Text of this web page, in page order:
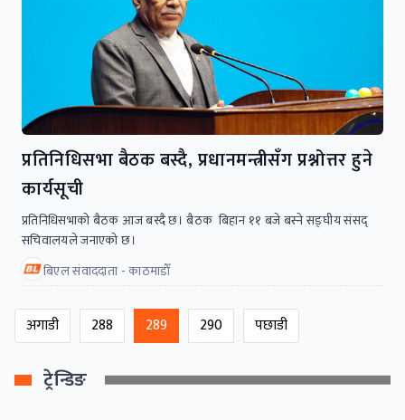
प्रतिनिधिसभा बैठक बस्दै, प्रधानमन्त्रीसँग प्रश्नोत्तर हुने
कार्यसूची
प्रतिनिधिसभाको बैठक आज बस्दै छ। बैठक बिहान ११ बजे बस्ने सङ्घीय संसद्
सचिवालयले जनाएको छ।
बिएल संवाददाता - काठमाडाैँ
अगाडी 288 289 290 पछाडी
ट्रेन्डिङ